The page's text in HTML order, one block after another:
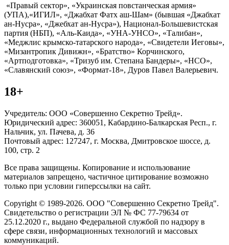
«Правый сектор», «Украинская повстанческая армия»
(УПА),«ИГИЛ», «Джабхат Фатх аш-Шам» (бывшая «Джабхат
ан-Нусра», «Джебхат ан-Нусра»), Национал-Большевистская
партия (НБП), «Аль-Каида», «УНА-УНСО», «Талибан»,
«Меджлис крымско-татарского народа», «Свидетели Иеговы»,
«Мизантропик Дивижн», «Братство» Корчинского,
«Артподготовка», «Тризуб им. Степана Бандеры», «НСО»,
«Славянский союз», «Формат-18», Дуров Павел Валерьевич.
18+
Учредитель: ООО «Совершенно Секретно Трейд».
Юридический адрес: 360051, Кабардино-Балкарская Респ., г.
Нальчик, ул. Пачева, д. 36
Почтовый адрес: 127247, г. Москва, Дмитровское шоссе, д.
100, стр. 2
Все права защищены. Копирование и использование
материалов запрещено, частичное цитирование возможно
только при условии гиперссылки на сайт.
Copyright © 1989-2026. ООО "Совершенно Секретно Трейд".
Свидетельство о регистрации ЭЛ № ФС 77-79634 от
25.12.2020 г., выдано Федеральной службой по надзору в
сфере связи, информационных технологий и массовых
коммуникаций.